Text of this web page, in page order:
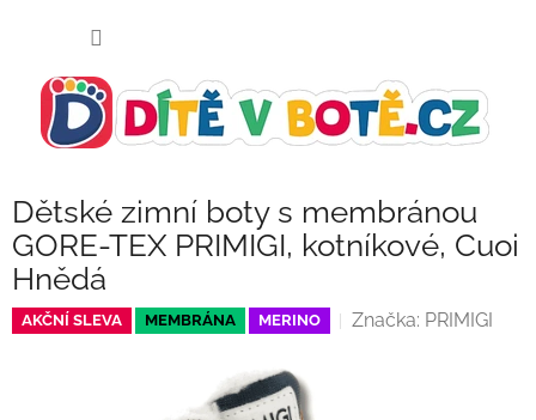
Dětské zimní boty s membránou
GORE-TEX PRIMIGI, kotníkové, Cuoi
Hnědá
AKČNÍ SLEVA MEMBRÁNA MERINO Značka: PRIMIGI